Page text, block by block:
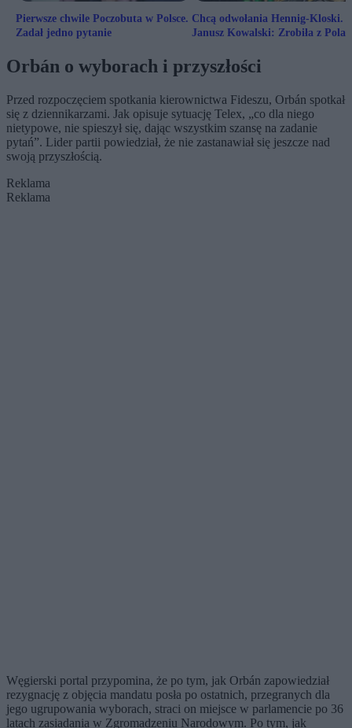
Pierwsze chwile Poczobuta w Polsce.
Zadał jedno pytanie
Chcą odwołania Hennig-Kloski.
Janusz Kowalski: Zrobiła z
Orbán o wyborach i przyszłości
Przed rozpoczęciem spotkania kierownictwa Fideszu, Orbán spotkał
się z dziennikarzami. Jak opisuje sytuację Telex, „co dla niego
nietypowe, nie spieszył się, dając wszystkim szansę na zadanie
pytań”. Lider partii powiedział, że nie zastanawiał się jeszcze nad
swoją przyszłością.
Reklama
Reklama
Węgierski portal przypomina, że po tym, jak Orbán zapowiedział
rezygnację z objęcia mandatu posła po ostatnich, przegranych dla
jego ugrupowania wyborach, straci on miejsce w parlamencie po 36
latach zasiadania w Zgromadzeniu Narodowym. Po tym, jak